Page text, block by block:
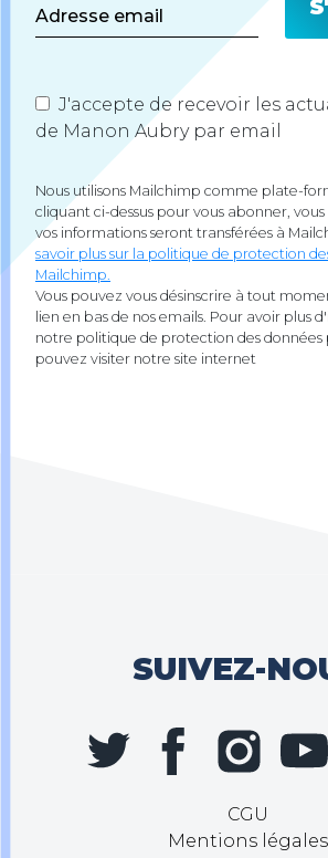
J'accepte de recevoir les actualités du site
de Manon Aubry par email
Nous utilisons Mailchimp comme plate-
cliquant ci-dessus pour vous abonner,
vos informations seront transférées à
savoir plus sur la politique de protection
Mailchimp.
Vous pouvez vous désinscrire à tout
lien en bas de nos emails. Pour avoir plus
notre politique de protection des données
pouvez visiter notre site internet
SUIVEZ-
CGU
Mentions légales